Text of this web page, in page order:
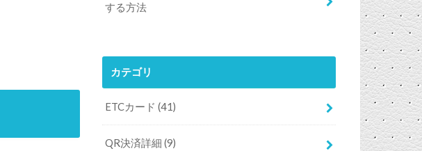
する方法
カテゴリ
ETCカード(41)
QR決済詳細(9)